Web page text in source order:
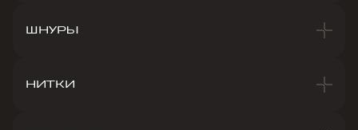
ШНУРЫ
НИТКИ